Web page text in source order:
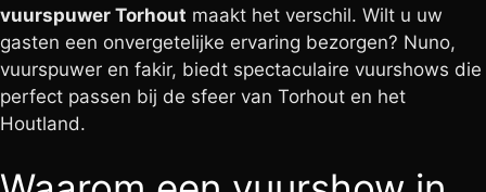
vuurspuwer Torhout maakt het verschil. Wilt u uw
gasten een onvergetelijke ervaring bezorgen? Nuno,
vuurspuwer en fakir, biedt spectaculaire vuurshows die
perfect passen bij de sfeer van Torhout en het
Houtland.